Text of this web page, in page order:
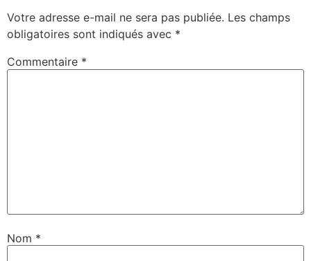
Votre adresse e-mail ne sera pas publiée. Les champs
obligatoires sont indiqués avec *
Commentaire *
Nom *